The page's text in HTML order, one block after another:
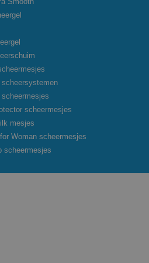
scheermesjes
mesjes
Woman scheermesjes
scheermesjes